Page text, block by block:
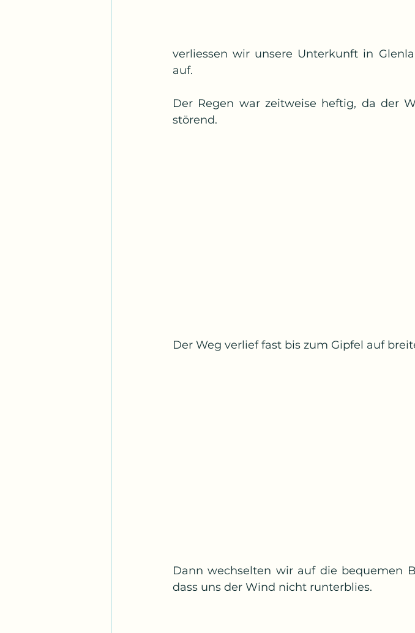
verliessen wir unsere Unterkunft in
auf.
Der Regen war zeitweise heftig, da der
störend.
Der Weg verlief fast bis zum Gipfel auf
Dann wechselten wir auf die bequemen
dass uns der Wind nicht runterblies.